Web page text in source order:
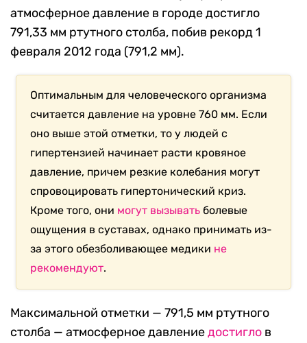
атмосферное давление в городе достигло
791,33 мм ртутного столба, побив рекорд 1
февраля 2012 года (791,2 мм).
Оптимальным для человеческого организма
считается давление на уровне 760 мм. Если
оно выше этой отметки, то у людей с
гипертензией начинает расти кровяное
давление, причем резкие колебания могут
спровоцировать гипертонический криз.
Кроме того, они могут вызывать болевые
ощущения в суставах, однако принимать из-
за этого обезболивающее медики не
рекомендуют.
Максимальной отметки — 791,5 мм ртутного
столба — атмосферное давлениедостигло в